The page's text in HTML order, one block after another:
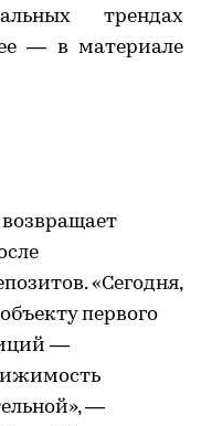
трендах
— в материале
«Сегодня,
первого
—
—